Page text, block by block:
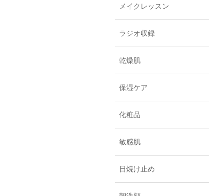
メイクレッスン
ラジオ収録
乾燥肌
保湿ケア
化粧品
敏感肌
日焼け止め